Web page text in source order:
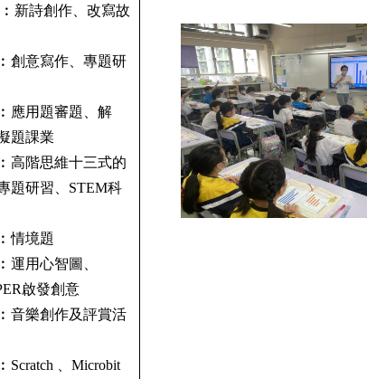
新詩創作、改寫故
創意寫作、專題研
應用題審題、解
題課業
高階思維十三式的
題研習、 STEM科
情境題
運用心智圖、
啟發創意
音樂創作及評賞活
Scratch 、Microbit